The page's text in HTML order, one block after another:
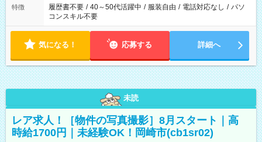
特徴 履歴書不要 / 40～50代活躍中 / 服装自由 / 電話対応なし / パソ
コンスキル不要
気になる！ 応募する 詳細へ
未読
レア求人！［物件の写真撮影］8月スタート｜高
時給1700円｜未経験OK！岡崎市(cb1sr02)